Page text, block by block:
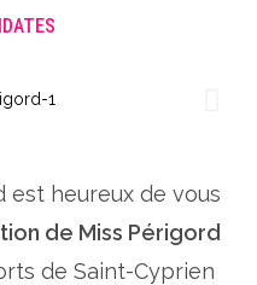
est heureux de vous
de Miss Périgord
de Saint-Cyprien